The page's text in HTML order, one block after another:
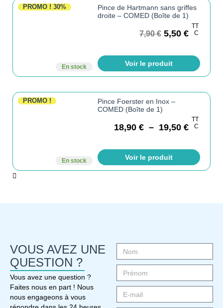
PROMO ! 30%
En stock
Pince de Hartmann sans griffes
droite – COMED (Boîte de 1)
7,90€ 5,50 €
TT
C
Voir le produit
PROMO !
En stock
Pince Foerster en Inox –
COMED (Boîte de 1)
18,90 € – 19,50 €
TT
C
Voir le produit
VOUS AVEZ UNE
QUESTION ?
Vous avez une question ?
Faites nous en part ! Nous
nous engageons à vous